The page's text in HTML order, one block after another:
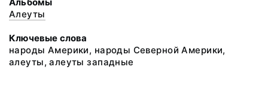
Алеуты
Ключевые слова
народы Америки, народы Северной Америки,
алеуты, алеуты западные